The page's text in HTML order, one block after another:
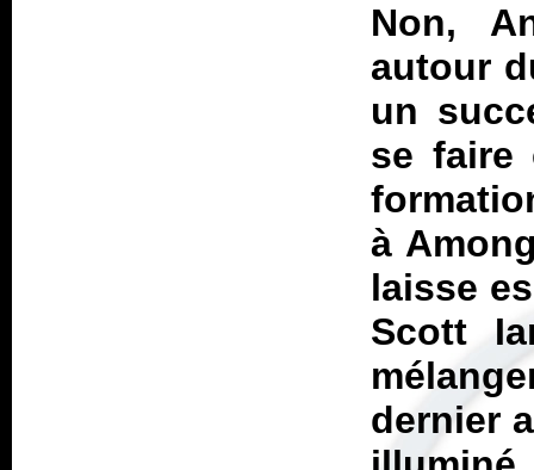
Non,
autour
un
se faire
à
laisse
Scott
dernier